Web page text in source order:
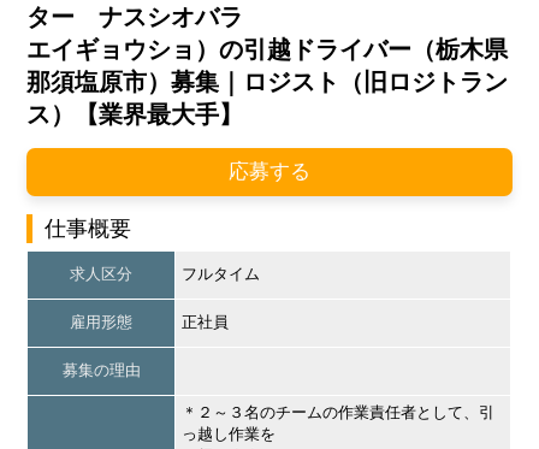
ター ナスシオバラ
エイギョウショ）の引越ドライバー（栃木県
那須塩原市）募集｜ロジスト（旧ロジトラン
ス）【業界最大手】
応募する
仕事概要
求人区分 フルタイム
雇用形態 正社員
募集の理由
＊２～３名のチームの作業責任者として、引
っ越し作業を